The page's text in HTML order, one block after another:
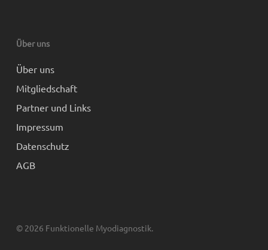
Über uns
Über uns
Mitgliedschaft
Partner und Links
Impressum
Datenschutz
AGB
© 2026 Funktionelle Myodiagnostik.